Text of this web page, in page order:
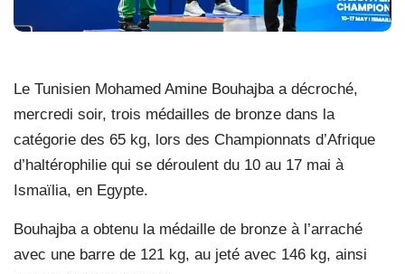
Le Tunisien Mohamed Amine Bouhajba a décroché,
mercredi soir, trois médailles de bronze dans la
catégorie des 65 kg, lors des Championnats d’Afrique
d’haltérophilie qui se déroulent du 10 au 17 mai à
Ismaïlia, en Egypte.
Bouhajba a obtenu la médaille de bronze à l’arraché
avec une barre de 121 kg, au jeté avec 146 kg, ainsi